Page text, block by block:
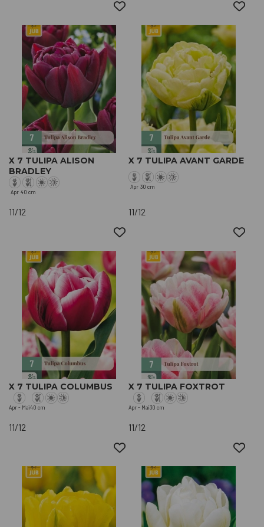
X 7 TULIPA ALISON
BRADLEY
Apr 40 cm
11/12
X 7 TULIPA AVANT GARDE
Apr 30 cm
11/12
X 7 TULIPA COLUMBUS
Apr - Mai40 cm
11/12
X 7 TULIPA FOXTROT
Apr - Mai30 cm
11/12